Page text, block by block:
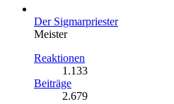
Der Sigmarpriester
Meister
Reaktionen
1.133
Beiträge
2.679